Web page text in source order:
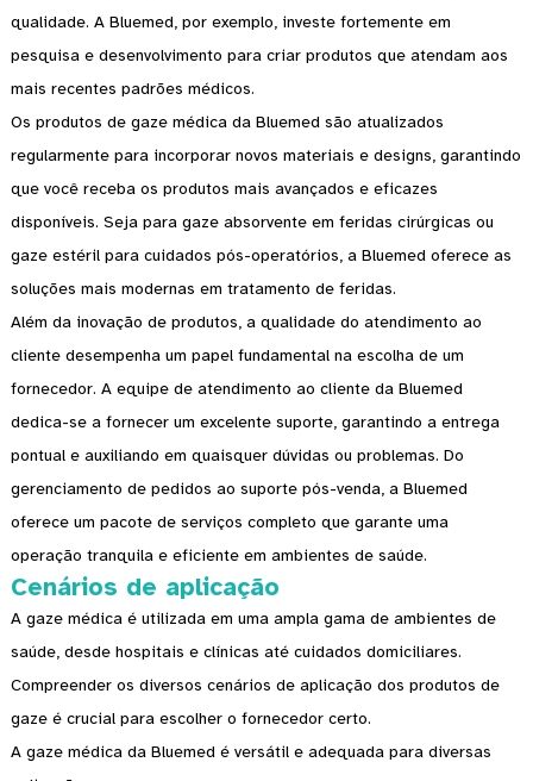
qualidade. A Bluemed, por exemplo, investe fortemente em
pesquisa e desenvolvimento para criar produtos que atendam aos
mais recentes padrões médicos.
Os produtos de gaze médica da Bluemed ​​são atualizados
regularmente para incorporar novos materiais e designs, garantindo
que você receba os produtos mais avançados e eficazes
disponíveis. Seja para gaze absorvente em feridas cirúrgicas ou
gaze estéril para cuidados pós-operatórios, a Bluemed ​​oferece as
soluções mais modernas em tratamento de feridas.
Além da inovação de produtos, a qualidade do atendimento ao
cliente desempenha um papel fundamental na escolha de um
fornecedor. A equipe de atendimento ao cliente da Bluemed ​​
dedica-se a fornecer um excelente suporte, garantindo a entrega
pontual e auxiliando em quaisquer dúvidas ou problemas. Do
gerenciamento de pedidos ao suporte pós-venda, a Bluemed ​​
oferece um pacote de serviços completo que garante uma
operação tranquila e eficiente em ambientes de saúde.
Cenários de aplicação
A gaze médica é utilizada em uma ampla gama de ambientes de
saúde, desde hospitais e clínicas até cuidados domiciliares.
Compreender os diversos cenários de aplicação dos produtos de
gaze é crucial para escolher o fornecedor certo.
A gaze médica da Bluemed ​​é versátil e adequada para diversas